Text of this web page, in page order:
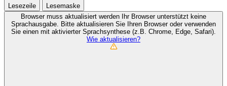
Lesezeile
Lesemaske
Browser muss aktualisiert werden
Ihr Browser unterstützt keine
Sprachausgabe. Bitte aktualisieren Sie Ihren Browser oder verwenden
Sie einen mit aktivierter Sprachsynthese (z.B. Chrome, Edge, Safari).
Wie aktualisieren?